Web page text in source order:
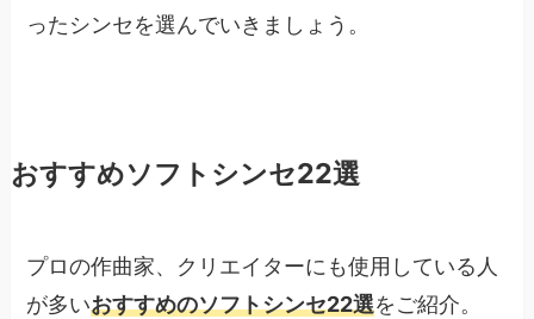
ったシンセを選んでいきましょう。
おすすめソフトシンセ22選
プロの作曲家、クリエイターにも使用している人
が多いおすすめのソフトシンセ22選をご紹介。